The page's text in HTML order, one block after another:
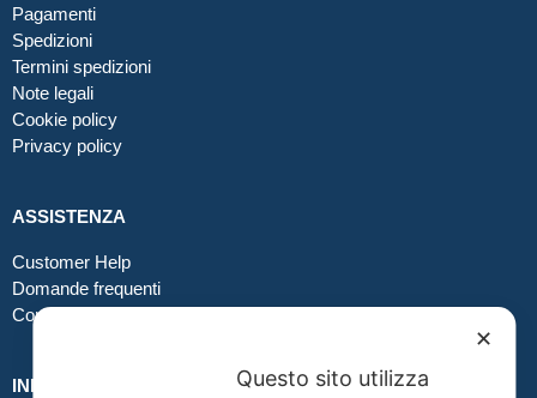
Pagamenti
Spedizioni
Termini spedizioni
Note legali
Cookie policy
Privacy policy
ASSISTENZA
Customer Help
Domande frequenti
Contatti
INFO GRAFICA
✕
Questo sito utilizza